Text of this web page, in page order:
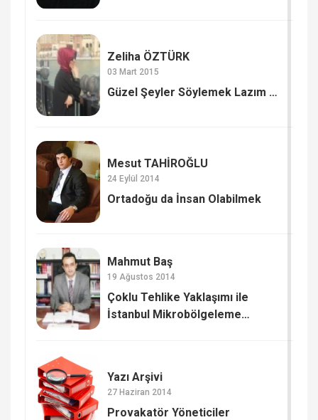
Zeliha ÖZTÜRK
03 Mart 2015
Güzel Şeyler Söylemek Lazım …
Mesut TAHİROĞLU
24 Eylül 2014
Ortadoğu da İnsan Olabilmek
Mahmut Baş
19 Ağustos 2014
Çoklu Tehlike Yaklaşımı ile
İstanbul Mikrobölgeleme
Yazı Arşivi
27 Haziran 2014
Provakatör Yöneticiler